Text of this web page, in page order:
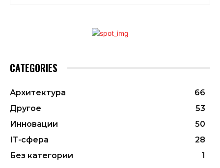
CATEGORIES
Архитектура
66
Другое
53
Инновации
50
ІТ-сфера
28
Без категории
1